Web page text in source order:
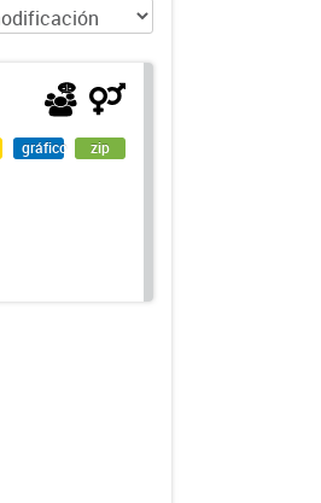
gráfico zip